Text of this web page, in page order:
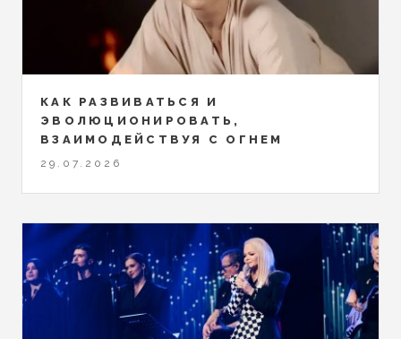
КАК РАЗВИВАТЬСЯ И
ЭВОЛЮЦИОНИРОВАТЬ,
ВЗАИМОДЕЙСТВУЯ С ОГНЕМ
29.07.2026